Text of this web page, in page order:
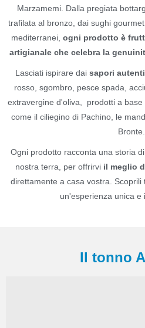
Marzamemi. Dalla pregiata
trafilata al bronzo, dai sughi
mediterranei, ogni prodotto è
artigianale che celebra la
Lasciati ispirare dai sapori
rosso, sgombro, pesce spada,
extravergine d'oliva, prodotti a base
come il ciliegino di Pachino, le
Bronte.
Ogni prodotto racconta una storia
nostra terra, per offrirvi il meglio
direttamente a casa vostra.
un'esperienza unica e
Il tonno